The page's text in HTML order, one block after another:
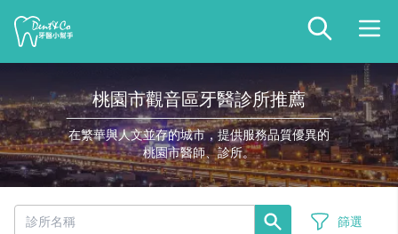
桃園市觀音區牙醫診所推薦
在繁華與人文並存的城市，提供服務品質優異的
桃園市醫師、診所。
篩選